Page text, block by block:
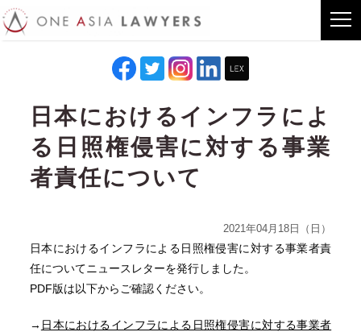
日本におけるインフラによ
る日照権侵害に対する事業
者責任について
2021年04月18日（日）
日本におけるインフラによる日照権侵害に対する事業者責
任についてニュースレターを発行しました。
PDF版は以下からご確認ください。
→ 日本におけるインフラによる日照権侵害に対する事業者